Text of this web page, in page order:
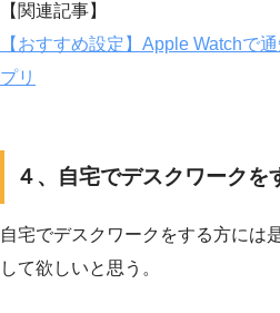
【関連記事】
【おすすめ設定】Apple Watchで
プリ
４、自宅でデスクワークを
自宅でデスクワークをする方には
して欲しいと思う。